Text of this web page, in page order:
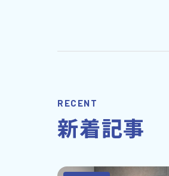
RECENT
新着記事